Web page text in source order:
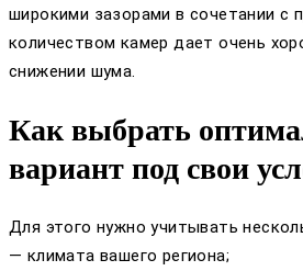
широкими зазорами в сочетании с
количеством камер дает очень
снижении шума.
Как выбрать
вариант под свои
Для этого нужно учитывать
— климата вашего региона;